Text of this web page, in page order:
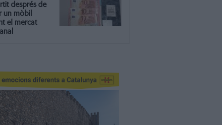
després de
un mòbil
el mercat